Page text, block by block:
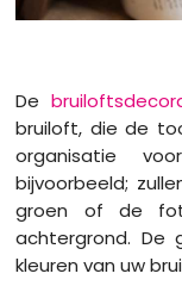
De
bruiloft, die de
organisatie
bijvoorbeeld;
groen of de
achtergrond. De
kleuren van uw